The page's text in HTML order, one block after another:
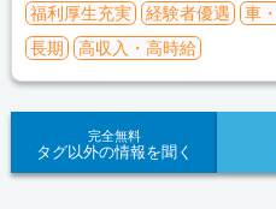
福利厚生充実
経験者優遇
車
長期
高収入・高時給
完全無料
タグ以外の情報を聞く